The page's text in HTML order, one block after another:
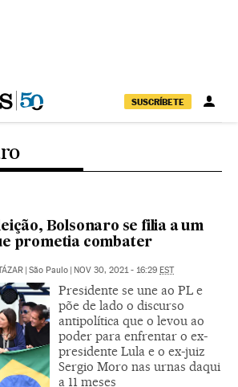
SUSCRÍBETE
Bolsonaro se filia a um
prometia combater
| São Paulo | NOV 30, 2021 - 16:29 EST
Presidente se une ao PL e
põe de lado o discurso
antipolítica que o levou ao
poder para enfrentar o ex-
presidente Lula e o ex-juiz
Sergio Moro nas urnas daqui
a 11 meses